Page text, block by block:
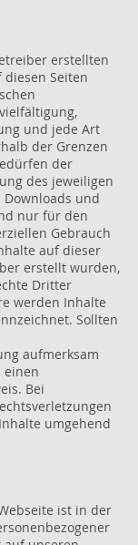
erstellten
Seiten
und jede Art
der Grenzen
der
des jeweiligen
Downloads und
nur für den
Gebrauch
auf dieser
erstellt wurden,
Dritter
werden Inhalte
Sollten
aufmerksam
einen
Bei
umgehend
ist in der